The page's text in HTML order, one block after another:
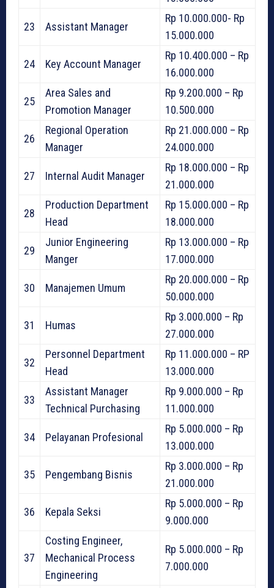
23 Assistant Manager
Rp 10.000.000- Rp
15.000.000
24 Key Account Manager
Rp 10.400.000 – Rp
16.000.000
25
Area Sales and
Promotion Manager
Rp 9.200.000 – Rp
10.500.000
26
Regional Operation
Manager
Rp 21.000.000 – Rp
24.000.000
27 Internal Audit Manager
Rp 18.000.000 – Rp
21.000.000
28
Production Department
Head
Rp 15.000.000 – Rp
18.000.000
29
Junior Engineering
Manger
Rp 13.000.000 – Rp
17.000.000
30 Manajemen Umum
Rp 20.000.000 – Rp
50.000.000
31 Humas
Rp 3.000.000 – Rp
27.000.000
32
Personnel Department
Head
Rp 11.000.000 – RP
13.000.000
33
Assistant Manager
Technical Purchasing
Rp 9.000.000 – Rp
11.000.000
34 Pelayanan Profesional
Rp 5.000.000 – Rp
13.000.000
35 Pengembang Bisnis
Rp 3.000.000 – Rp
21.000.000
36 Kepala Seksi
Rp 5.000.000 – Rp
9.000.000
37
Costing Engineer,
Mechanical Process
Engineering
Rp 5.000.000 – Rp
7.000.000